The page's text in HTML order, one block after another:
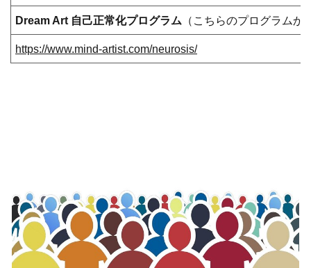
Dream Art 自己正常化プログラム （こちらのプログラムか
https://www.mind-artist.com/neurosis/